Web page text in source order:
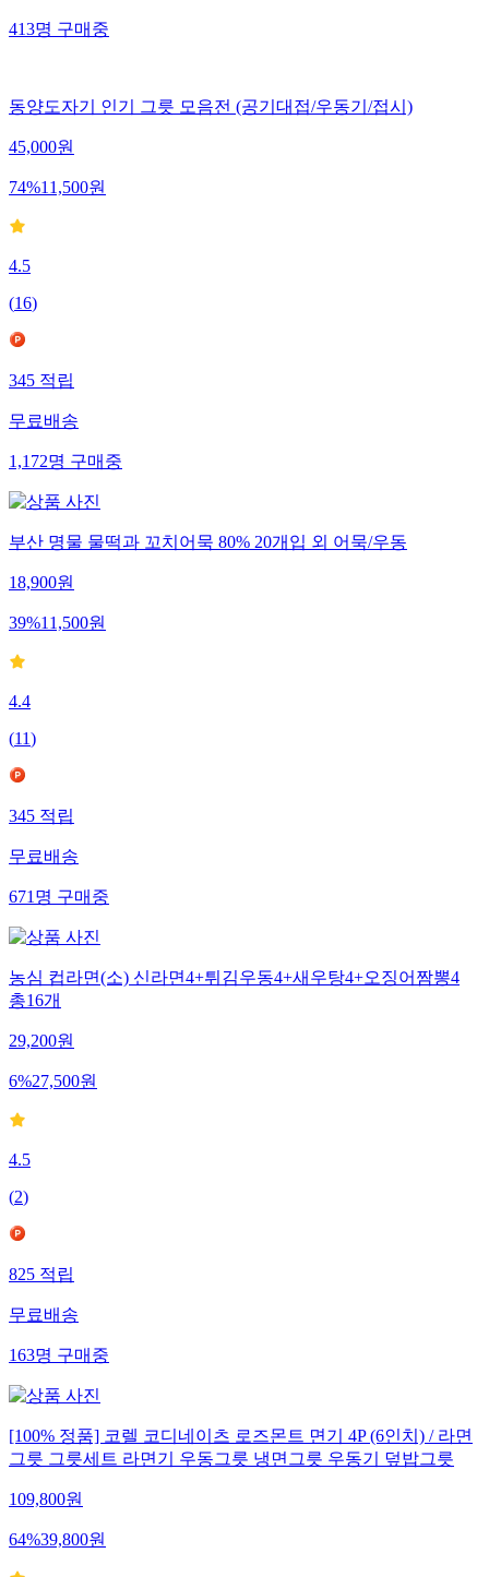
413명 구매중
동양도자기 인기 그릇 모음전 (공기대접/우동기/접시)
45,000원
74%11,500원
4.5
(16)
345적립
무료배송
1,172명구매중
부산 명물 물떡과 꼬치어묵 80% 20개입 외 어묵/우동
18,900원
39%11,500원
4.4
(11)
345적립
무료배송
671명구매중
농심 컵라면(소) 신라면4+튀김우동4+새우탕4+오징어짬뽕4
총16개
29,200원
6%27,500원
4.5
(2)
825적립
무료배송
163명구매중
[100% 정품] 코렐 코디네이츠 로즈몬트 면기 4P (6인치) / 라면
그릇 그릇세트 라면기 우동그릇 냉면그릇 우동기 덮밥그릇
109,800원
64%39,800원